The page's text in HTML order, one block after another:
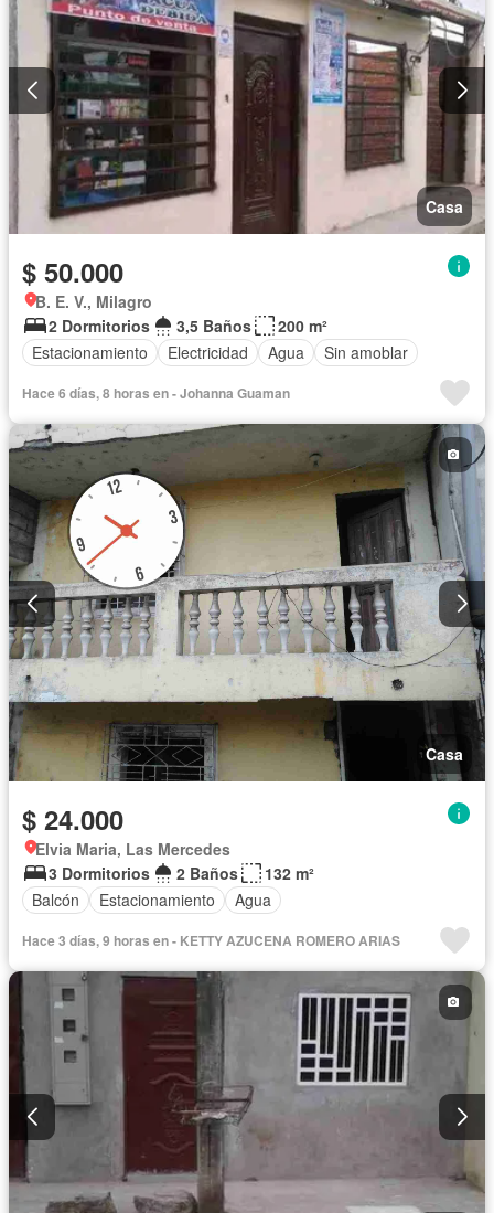
Casa
$ 50.000
B. E. V., Milagro
2 Dormitorios
3,5 Baños
200 m²
Estacionamiento
Electricidad Agua Sin amoblar
Hace 6 días, 8 horas en - Johanna Guaman
Casa
$ 24.000
Elvia Maria, Las Mercedes
3 Dormitorios
2 Baños
132 m²
Balcón
Estacionamiento Agua
Hace 3 días, 9 horas en - KETTY AZUCENA ROMERO ARIAS